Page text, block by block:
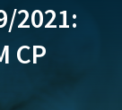
2021:
CP